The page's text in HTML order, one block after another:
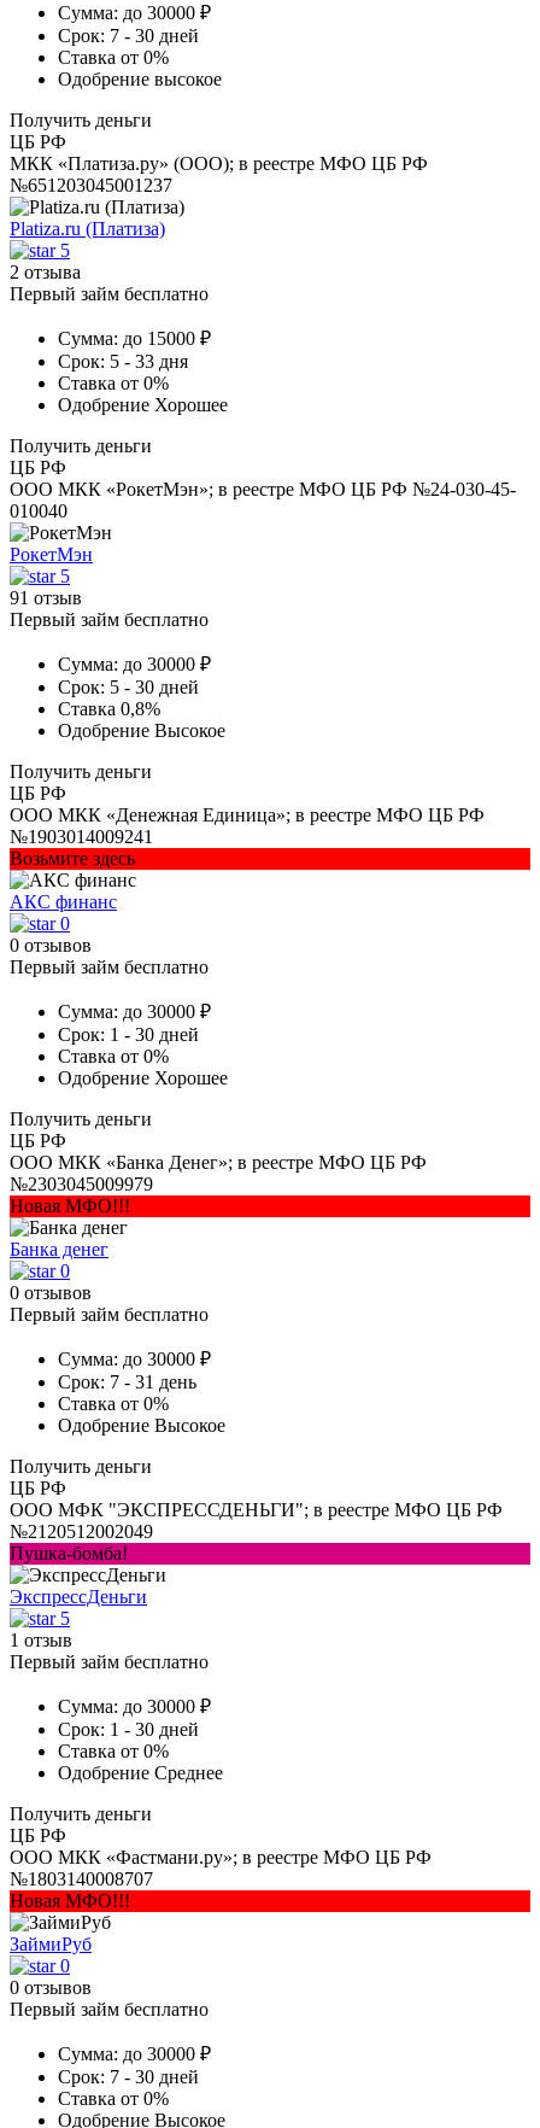
Сумма: до 30000 ₽
Срок: 7 - 30 дней
Ставка от 0%
Одобрение высокое
Получить деньги
ЦБ РФ
МКК «Платиза.ру» (ООО); в реестре МФО ЦБ РФ
№651203045001237
Platiza.ru (Платиза)
5
2 отзыва
Первый займ бесплатно
Сумма: до 15000 ₽
Срок: 5 - 33 дня
Ставка от 0%
Одобрение Хорошее
Получить деньги
ЦБ РФ
ООО МКК «РокетМэн»; в реестре МФО ЦБ РФ №24-030-45-
010040
РокетМэн
5
91 отзыв
Первый займ бесплатно
Сумма: до 30000 ₽
Срок: 5 - 30 дней
Ставка 0,8%
Одобрение Высокое
Получить деньги
ЦБ РФ
ООО МКК «Денежная Единица»; в реестре МФО ЦБ РФ
№1903014009241
Возьмите здесь
АКС финанс
0
0 отзывов
Первый займ бесплатно
Сумма: до 30000 ₽
Срок: 1 - 30 дней
Ставка от 0%
Одобрение Хорошее
Получить деньги
ЦБ РФ
ООО МКК «Банка Денег»; в реестре МФО ЦБ РФ
№2303045009979
Новая МФО!!!
Банка денег
0
0 отзывов
Первый займ бесплатно
Сумма: до 30000 ₽
Срок: 7 - 31 день
Ставка от 0%
Одобрение Высокое
Получить деньги
ЦБ РФ
ООО МФК "ЭКСПРЕССДЕНЬГИ"; в реестре МФО ЦБ РФ
№2120512002049
Пушка-бомба!
ЭкспрессДеньги
5
1 отзыв
Первый займ бесплатно
Сумма: до 30000 ₽
Срок: 1 - 30 дней
Ставка от 0%
Одобрение Среднее
Получить деньги
ЦБ РФ
ООО МКК «Фастмани.ру»; в реестре МФО ЦБ РФ
№1803140008707
Новая МФО!!!
ЗаймиРуб
0
0 отзывов
Первый займ бесплатно
Сумма: до 30000 ₽
Срок: 7 - 30 дней
Ставка от 0%
Одобрение Высокое